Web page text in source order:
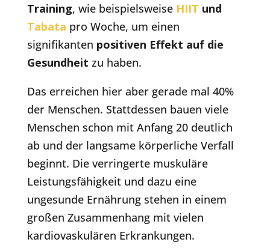
Training, wie beispielsweise HIIT und
Tabata pro Woche, um einen
signifikanten positiven Effekt auf die
Gesundheit zu haben.
Das erreichen hier aber gerade mal 40%
der Menschen. Stattdessen bauen viele
Menschen schon mit Anfang 20 deutlich
ab und der langsame körperliche Verfall
beginnt. Die verringerte muskuläre
Leistungsfähigkeit und dazu eine
ungesunde Ernährung stehen in einem
großen Zusammenhang mit vielen
kardiovaskulären Erkrankungen.